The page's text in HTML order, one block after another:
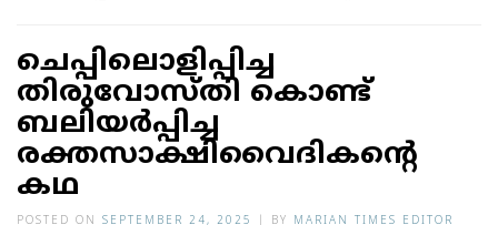
ചെപ്പിലൊളിപ്പിച്ച
തിരുവോസ്തി കൊണ്ട്
ബലിയര്‍പ്പിച്ച
രക്തസാക്ഷിവൈദികന്റെ
കഥ
POSTED ON SEPTEMBER 24, 2025 BY MARIAN TIMES EDITOR